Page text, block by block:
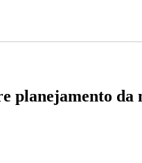
planejamento da